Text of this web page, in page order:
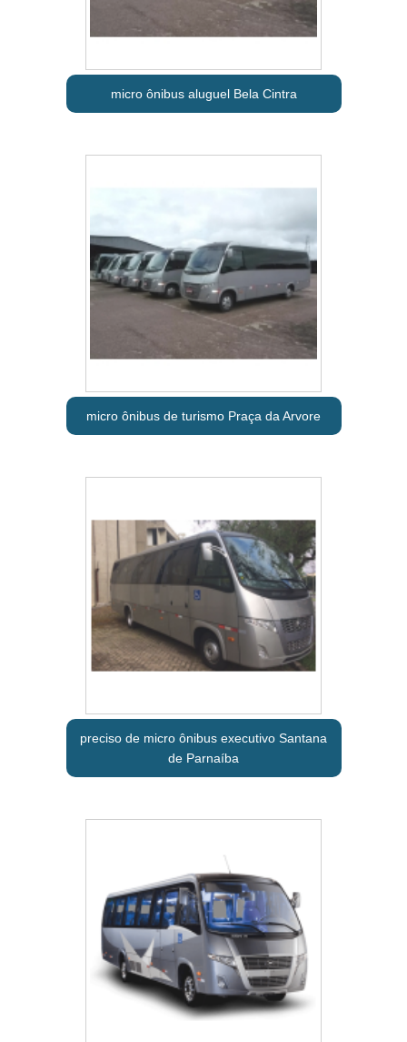
micro ônibus aluguel Bela Cintra
micro ônibus de turismo Praça da Arvore
preciso de micro ônibus executivo Santana
de Parnaíba